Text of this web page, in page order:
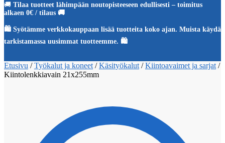
🚚 Tilaa tuotteet lähimpään noutopisteeseen edullisesti – toimitus
alkaen 0€ / tilaus 🚚
🛍️ Syötämme verkkokauppaan lisää tuotteita koko ajan. Muista käydä
tarkistamassa uusimmat tuotteemme. 🛍️
Etusivu /Työkalut ja koneet /Käsityökalut /Kiintoavaimet ja sarjat /
Kiintolenkkiavain 21x255mm